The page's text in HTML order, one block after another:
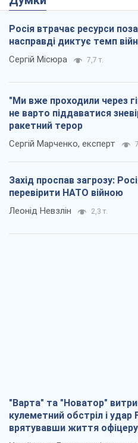
Росія втрачає ресурси
насправді диктує темп
Сергій Місюра 7,7 т.
"Ми вже проходили через
не варто піддаватися
ракетний терор
Сергій Марченко, експерт
Захід проспав загрозу:
перевірити НАТО війною
Леонід Невзлін 2,3 т.
"Варта" та "Новатор"
кулеметний обстріл і удар
врятувавши життя